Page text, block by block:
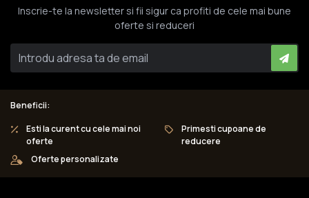
Inscrie-te la newsletter si fii sigur ca profiti de cele mai bune
oferte si reduceri
Beneficii:
Esti la curent cu cele mai noi
oferte
Primesti cupoane de
reducere
Oferte personalizate